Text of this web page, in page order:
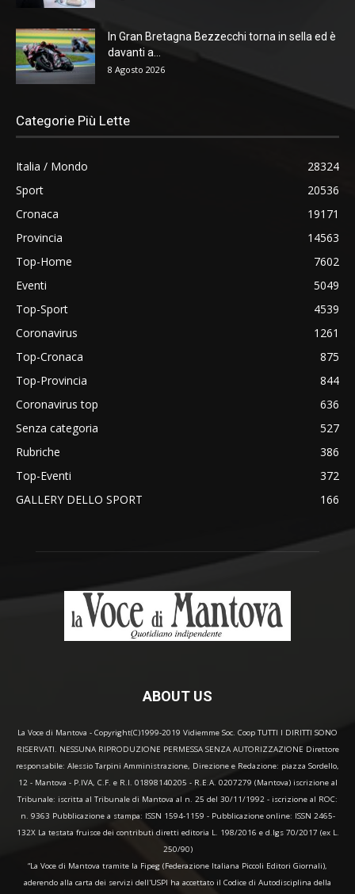
In Gran Bretagna Bezzecchi torna in sella ed è
davanti a...
8 Agosto 2026
Categorie Più Lette
Italia / Mondo
28324
Sport
20536
Cronaca
19171
Provincia
14563
Top-Home
7602
Eventi
5049
Top-Sport
4539
Coronavirus
1261
Top-Cronaca
875
Top-Provincia
844
Coronavirus top
636
Senza categoria
527
Rubriche
386
Top-Eventi
372
GALLERY DELLO SPORT
166
ABOUT US
La Voce di Mantova - Copyright(C)1999-2019 Vidiemme Soc. Coop TUTTI I DIRITTI SONO
RISERVATI. NESSUNA RIPRODUZIONE PERMESSA SENZA AUTORIZZAZIONE Direttore
responsabile: Alessio Tarpini Amministrazione, Direzione e Redazione: piazza Sordello,
12 - Mantova - P.IVA, C.F. e R.I. 01898140205 - R.E.A. 0207279 (Mantova) iscrizione al
Tribunale: iscritta al Tribunale di Mantova al n. 25 del 30/11/1992 - iscrizione al ROC:
n. 9363 Pubblicazione a stampa: ISSN 1594-1159 - Pubblicazione online: ISSN 2465-
132X La testata fruisce dei contributi diretti editoria L. 198/2016 e d.lgs 70/2017 (ex L.
250/90)
“La Voce di Mantova tramite la Fipeg (Federazione Italiana Piccoli Editori Giornali),
aderendo alla carta dei servizi dell'USPI ha accettato il Codice di Autodisciplina della